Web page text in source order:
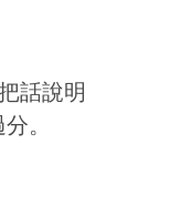
話說明
。